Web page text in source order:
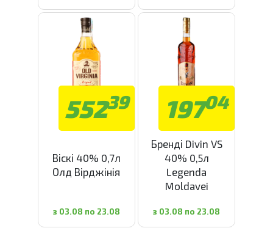
55239
Віскі 40% 0,7л
Олд Вірджінія
з 03.08 по 23.08
19704
Бренді Divin VS
40% 0,5л
Legenda
Moldavei
з 03.08 по 23.08